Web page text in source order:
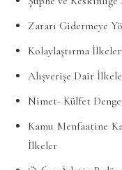
Zararı Gidermeye
Kolaylaştırma
Alışverişe Dair
Nimet- Külfet
Kamu Menfaatine
İlkeler